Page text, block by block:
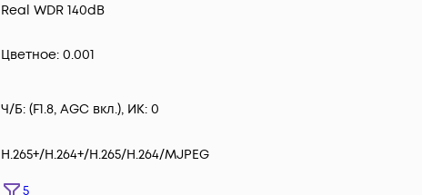
Real WDR 140dB
Цветное: 0.001
Ч/Б: (F1.8, AGC вкл.), ИК: 0
H.265+/H.264+/H.265/H.264/MJPEG
5